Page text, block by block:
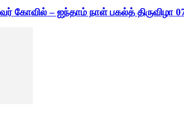
கோவில் – ஐந்தாம் நாள் பகல்த் திருவிழா